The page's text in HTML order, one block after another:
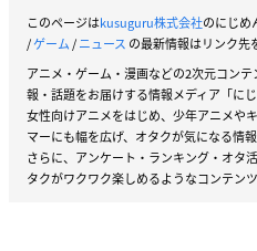
このページはkusuguru株式会社のにじめ
/ゲーム/ニュース の最新情報はリンク先
アニメ・ゲーム・漫画などの2次元コン
報・話題をお届けする情報メディア「にじ
女性向けアニメをはじめ、少年アニメや
マーにも幅を広げ、オタクが気になる情
さらに、アンケート・ランキング・オタ
タクがワクワク楽しめるようなコンテン